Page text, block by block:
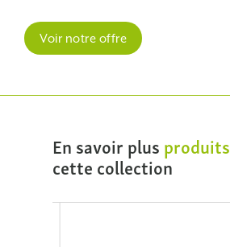
Voir notre offre
En savoir plus produits
cette collection